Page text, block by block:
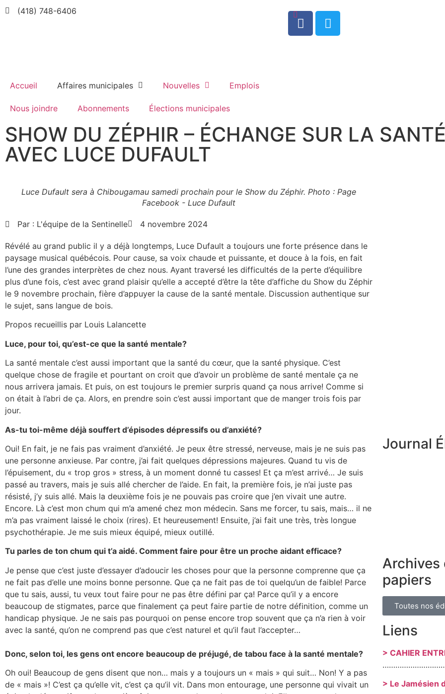
(418) 748-6406
0
Accueil Affaires municipales Nouvelles Emplois
Nous joindre Abonnements Élections municipales
SHOW DU ZÉPHIR – ÉCHANGE SUR LA
AVEC LUCE DUFAULT
Luce Dufault sera à Chibougamau samedi prochain pour le Show du Zéphir. Photo : Page
Facebook - Luce Dufault
Par : L'équipe de la Sentinelle 4 novembre 2024
Révélé au grand public il y a déjà longtemps, Luce Dufault a toujours une forte présence dans le
paysage musical québécois. Pour cause, sa voix chaude et puissante, et douce à la fois, en fait
l’une des grandes interprètes de chez nous. Ayant traversé les difficultés de la perte d’équilibre
plus d’une fois, c’est avec grand plaisir qu’elle a accepté d’être la tête d’affiche du Show du Zéphir
le 9 novembre prochain, fière d’appuyer la cause de la santé mentale. Discussion authentique sur
le sujet, sans langue de bois.
Propos recueillis par Louis Lalancette
Luce, pour toi, qu’est-ce que la santé mentale?
La santé mentale c’est aussi important que la santé du cœur, que la santé physique. C’est
quelque chose de fragile et pourtant on croit que d’avoir un problème de santé mentale ça ne
nous arrivera jamais. Et puis, on est toujours le premier surpris quand ça nous arrive! Comme si
on était à l’abri de ça. Alors, en prendre soin c’est aussi important que de manger trois fois par
jour.
As-tu toi-même déjà souffert d’épisodes dépressifs ou d’anxiété?
Oui! En fait, je ne fais pas vraiment d’anxiété. Je peux être stressé, nerveuse, mais je ne suis pas
une personne anxieuse. Par contre, j’ai fait quelques dépressions majeures. Quand tu vis de
l’épuisement, du « trop gros » stress, à un moment donné tu casses! Et ça m’est arrivé… Je suis
passé au travers, mais je suis allé chercher de l’aide. En fait, la première fois, je n’ai juste pas
résisté, j’y suis allé. Mais la deuxième fois je ne pouvais pas croire que j’en vivait une autre.
Encore. Là c’est mon chum qui m’a amené chez mon médecin. Sans me forcer, tu sais, mais… il ne
m’a pas vraiment laissé le choix (rires). Et heureusement! Ensuite, j’ai fait une très, très longue
psychothérapie. Je me suis mieux équipé, mieux outillé.
Tu parles de ton chum qui t’a aidé. Comment faire pour être un proche aidant efficace?
Je pense que c’est juste d’essayer d’adoucir les choses pour que la personne comprenne que ça
ne fait pas d’elle une moins bonne personne. Que ça ne fait pas de toi quelqu’un de faible! Parce
que tu sais, aussi, tu veux tout faire pour ne pas être défini par ça! Parce qu’il y a encore
beaucoup de stigmates, parce que finalement ça peut faire partie de notre définition, comme un
handicap physique. Je ne sais pas pourquoi on pense encore trop souvent que ça n’a rien à voir
avec la santé, qu’on ne comprend pas que c’est naturel et qu’il faut l’accepter…
Donc, selon toi, les gens ont encore beaucoup de préjugé, de tabou face à la santé mentale?
Oh oui! Beaucoup de gens disent que non… mais y a toujours un « mais » qui suit… Non! Y a pas
de « mais »! C’est ça qu’elle vit, c’est ça qu’il vit. Dans mon entourage, une personne qui vivait un
Journal
Archives
papiers
Toutes nos
Liens
> CAHIER
> Le Jamésien